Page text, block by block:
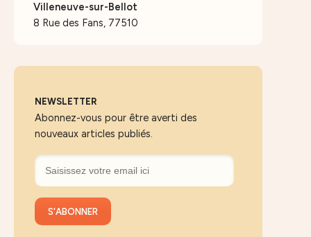
Villeneuve-sur-Bellot
8 Rue des Fans, 77510
NEWSLETTER
Abonnez-vous pour être averti des
nouveaux articles publiés.